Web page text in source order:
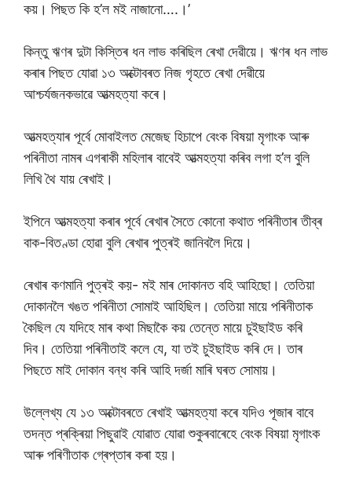
কয়। পিছত কি হ’ল মই নাজানো….।’
কিন্তু ঋণৰ দুটা কিস্তিৰ ধন লাভ কৰিছিল ৰেখা দেৱীয়ে। ঋণৰ ধন লাভ
কৰাৰ পিছত যোৱা ১৩ অক্টোবৰত নিজ গৃহতে ৰেখা দেৱীয়ে
আশ্চৰ্যজনকভাৱে আত্মহত্যা কৰে।
আত্মহত্যাৰ পূৰ্বে মোবাইলত মেজেছ হিচাপে বেংক বিষয়া মৃগাংক আৰু
পৰিনীতা নামৰ এগৰাকী মহিলাৰ বাবেই আত্মহত্যা কৰিব লগা হ’ল বুলি
লিখি থৈ যায় ৰেখাই।
ইপিনে আত্মহত্যা কৰাৰ পূৰ্বে ৰেখাৰ সৈতে কোনো কথাত পৰিনীতাৰ তীব্ৰ
বাক-বিতণ্ডা হোৱা বুলি ৰেখাৰ পুত্ৰই জানিবলৈ দিয়ে।
ৰেখাৰ কণমানি পুত্ৰই কয়- মই মাৰ দোকানত বহি আহিছো। তেতিয়া
দোকানলৈ খঙত পৰিনীতা সোমাই আহিছিল। তেতিয়া মায়ে পৰিনীতাক
কৈছিল যে যদিহে মাৰ কথা মিছাকৈ কয় তেন্তে মায়ে চুইছাইড কৰি
দিব। তেতিয়া পৰিনীতাই কলে যে, যা তই চুইছাইড কৰি দে। তাৰ
পিছতে মাই দোকান বন্ধ কৰি আহি দৰ্জা মাৰি ঘৰত সোমায়।
উল্লেখ্য যে ১৩ অক্টােবৰতে ৰেখাই আত্মহত্যা কৰে যদিও পূজাৰ বাবে
তদন্ত প্ৰক্ৰিয়া পিছুৱাই যােৱাত যােৱা শুকুৰবাৰেহে বেংক বিষয়া মৃগাংক
আৰু পৰিণীতাক গ্ৰেপ্তাৰ কৰা হয়।